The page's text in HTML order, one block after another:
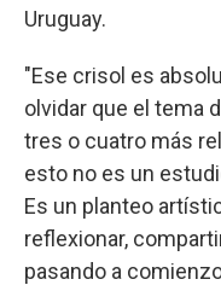
Uruguay.
"Ese crisol es
olvidar que el tema
tres o cuatro más
esto no es un
Es un planteo
reflexionar,
pasando a